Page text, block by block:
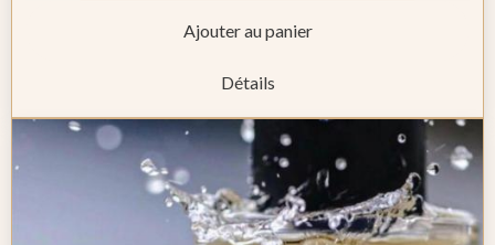
Ajouter au panier
Détails